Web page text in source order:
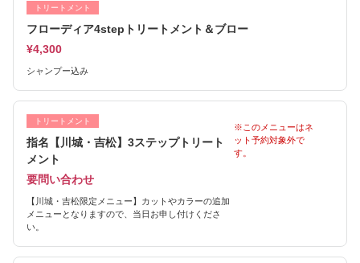
トリートメント
フローディア4stepトリートメント＆ブロー
¥4,300
シャンプー込み
トリートメント
指名【川城・吉松】3ステップトリート
メント
要問い合わせ
【川城・吉松限定メニュー】カットやカラーの追加
メニューとなりますので、当日お申し付けくださ
い。
※このメニューはネ
ット予約対象外で
す。